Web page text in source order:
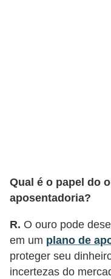
Qual é o papel do
aposentadoria?
R. O ouro pode
em um plano de
proteger seu
incertezas do
a
s
e
r
e